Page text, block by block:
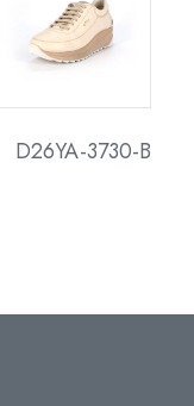
D26YA-3730-B